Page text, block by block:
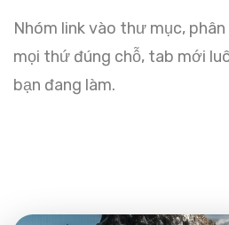
Nhóm link vào thư mục,
mọi thứ đúng chỗ, tab mới
bạn đang làm.